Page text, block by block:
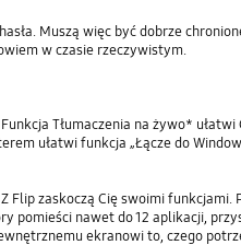
Muszą więc być dobrze
w czasie rzeczywistym.
Tłumaczenia na żywo* ułatwi
ułatwi funkcja „Łącze do
Flip zaskoczą Cię swoimi funkcjami.
pomieści nawet do 12 aplikacji,
ekranowi to, czego